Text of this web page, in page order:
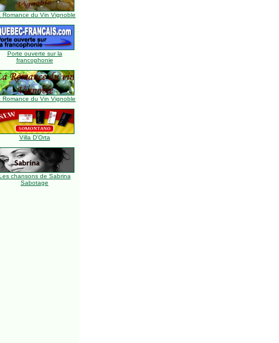
Romance du Vin Vignoble
Porte ouverte sur la
francophonie
Romance du Vin Vignoble
Villa D'Orta
chansons de Sabrina
Sabotage